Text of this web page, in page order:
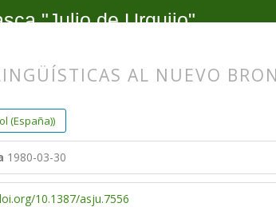
"Julio de Urquijo"
AL NUEVO
(España))
1980-03-30
10.1387/asju.7556